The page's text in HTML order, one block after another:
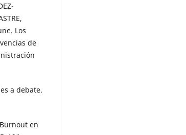
Los
de
a debate.
Burnout en